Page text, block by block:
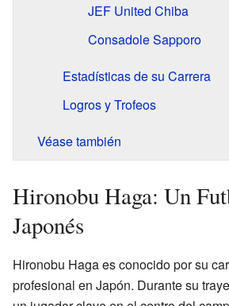
JEF United Chiba
Consadole Sapporo
Estadísticas de su Carrera
Logros y Trofeos
Véase también
Hironobu Haga: Un
Japonés
Hironobu Haga es conocido por su
profesional en Japón. Durante su